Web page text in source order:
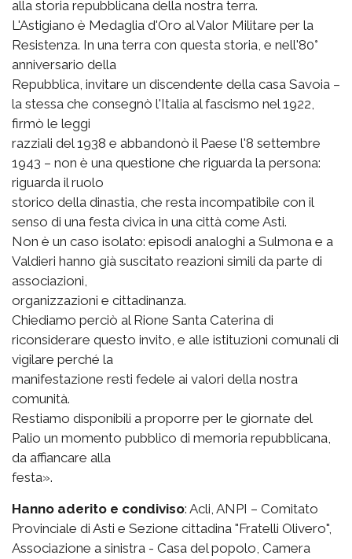
alla storia repubblicana della nostra terra.
L'Astigiano è Medaglia d'Oro al Valor Militare per la
Resistenza. In una terra con questa storia, e nell'80°
anniversario della
Repubblica, invitare un discendente della casa Savoia –
la stessa che consegnò l'Italia al fascismo nel 1922,
firmò le leggi
razziali del 1938 e abbandonò il Paese l'8 settembre
1943 – non è una questione che riguarda la persona:
riguarda il ruolo
storico della dinastia, che resta incompatibile con il
senso di una festa civica in una città come Asti.
Non è un caso isolato: episodi analoghi a Sulmona e a
Valdieri hanno già suscitato reazioni simili da parte di
associazioni,
organizzazioni e cittadinanza.
Chiediamo perciò al Rione Santa Caterina di
riconsiderare questo invito, e alle istituzioni comunali di
vigilare perché la
manifestazione resti fedele ai valori della nostra
comunità.
Restiamo disponibili a proporre per le giornate del
Palio un momento pubblico di memoria repubblicana,
da affiancare alla
festa».
Hanno aderito e condiviso: Acli, ANPI – Comitato
Provinciale di Asti e Sezione cittadina "Fratelli Olivero",
Associazione a sinistra - Casa del popolo, Camera